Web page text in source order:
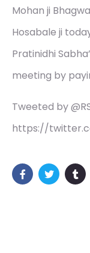
Mohan ji
Hosabale ji
Pratinidhi
meeting by
Tweeted by
https://